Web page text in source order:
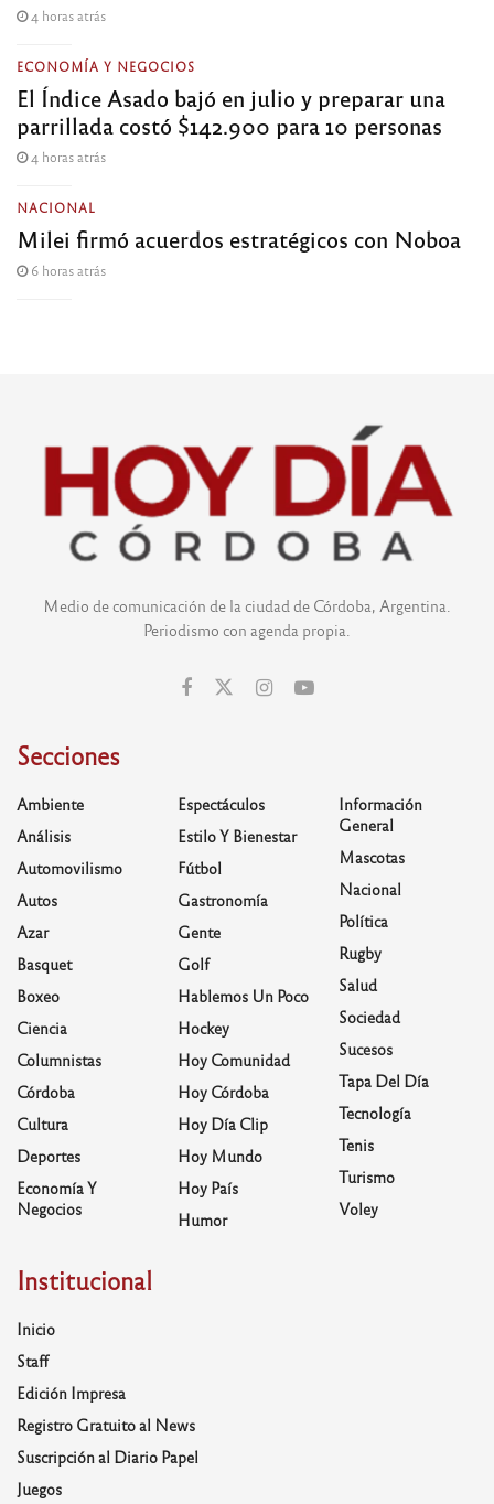
4 horas atrás
ECONOMÍA Y NEGOCIOS
El Índice Asado bajó en julio y preparar una
parrillada costó $142.900 para 10 personas
4 horas atrás
NACIONAL
Milei firmó acuerdos estratégicos con Noboa
6 horas atrás
Medio de comunicación de la ciudad de Córdoba, Argentina.
Periodismo con agenda propia.
Secciones
Ambiente
Análisis
Automovilismo
Autos
Azar
Basquet
Boxeo
Ciencia
Columnistas
Córdoba
Cultura
Deportes
Economía Y
Negocios
Espectáculos
Estilo Y Bienestar
Fútbol
Gastronomía
Gente
Golf
Hablemos Un Poco
Hockey
Hoy Comunidad
Hoy Córdoba
Hoy Día Clip
Hoy Mundo
Hoy País
Humor
Información
General
Mascotas
Nacional
Política
Rugby
Salud
Sociedad
Sucesos
Tapa Del Día
Tecnología
Tenis
Turismo
Voley
Institucional
Inicio
Staff
Edición Impresa
Registro Gratuito al News
Suscripción al Diario Papel
Juegos